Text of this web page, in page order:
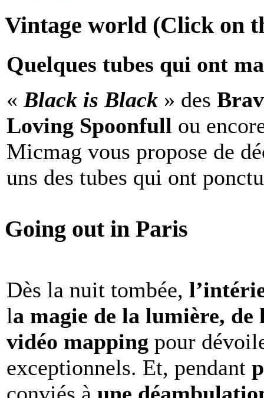
Vintage world (Click on
Quelques tubes qui ont
« Black is Black » des
Loving Spoonfull ou
Micmag vous propose de
uns des tubes qui ont
Going out in Paris
Dès la nuit tombée,
la magie de la lumière,
vidéo mapping pour
exceptionnels. Et, pendant